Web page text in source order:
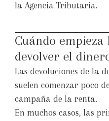
la Agencia Tributaria.
Cuándo empieza
devolver el
Las devoluciones de la
suelen comenzar poco
campaña de la renta.
En muchos casos, las